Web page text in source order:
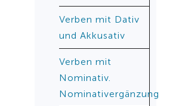
Verben mit Dativ
und Akkusativ
Verben mit
Nominativ.
Nominativergänzung